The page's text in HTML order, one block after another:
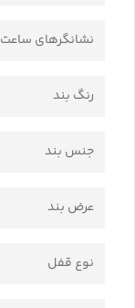
نشانگرهای ساعت
رنگ بند
جنس بند
عرض بند
نوع قفل